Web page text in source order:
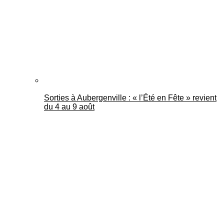
Sorties à Aubergenville : « l’Été en Fête » revient
du 4 au 9 août